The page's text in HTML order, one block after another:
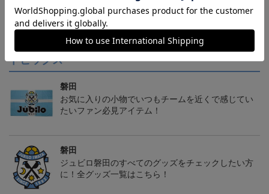
フォーム オーセンティッ
クモデル:FP1st
21,450円～25,950円
会員特典
ス タオルマフラー
2,500円
ウ タオルマフラー
2,500円
トピックス
磐田
お気に入りの小物でいつもチームを近くで感じてい
たいファン必見アイテム！
磐田
ジュビロ磐田のすべてのグッズをチェックしたい方
に！全グッズ一覧はこちら！